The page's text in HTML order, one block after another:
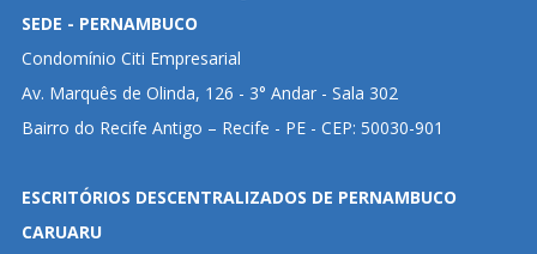
SEDE - PERNAMBUCO
Condomínio Citi Empresarial
Av. Marquês de Olinda, 126 - 3° Andar - Sala 302
Bairro do Recife Antigo – Recife - PE - CEP: 50030-901
ESCRITÓRIOS DESCENTRALIZADOS DE PERNAMBUCO
CARUARU